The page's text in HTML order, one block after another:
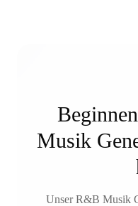
Musik
Unser R&B Musik